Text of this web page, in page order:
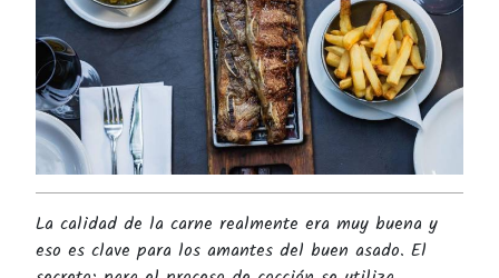
La calidad de la carne realmente era muy buena y
eso es clave para los amantes del buen asado. El